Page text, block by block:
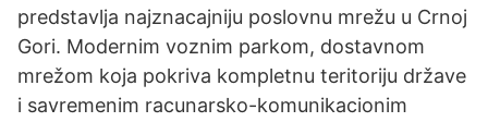
predstavlja najznacajniju poslovnu mrežu u Crnoj
Gori. Modernim voznim parkom, dostavnom
mrežom koja pokriva kompletnu teritoriju države
i savremenim racunarsko-komunikacionim